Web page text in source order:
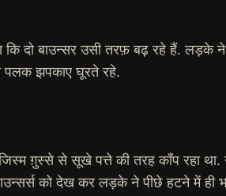
दो बाउन्सर उसी तरफ़ बढ़ रहे हैं. लड़के ने
पलक झपकाए घूरते रहे.
जिस्म ग़ुस्से से सूखे पत्ते की तरह काँप रहा
को देख कर लड़के ने पीछे हटने में ही